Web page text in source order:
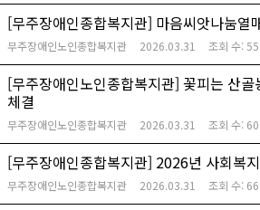
[무주장애인종합복지관] 마음씨앗나눔열
무주장애인노인종합복지관 2026.03.31 조회 수:55
[무주장애인노인종합복지관] 꽃피는 산
체결
무주장애인노인종합복지관 2026.03.31 조회 수: 60
[무주장애인종합복지관] 2026년 사회복
무주장애인노인종합복지관 2026.03.31 조회 수: 66